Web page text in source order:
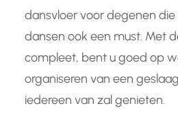
dansvloer voor degenen
dansen ook een must. Met
compleet, bent u goed op
organiseren van een
iedereen van zal genieten.